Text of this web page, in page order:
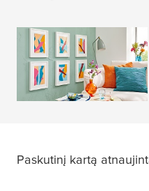
Pasidaryk pats idėjos
SKAITYTI
DAUGIAU
Paskutinį kartą